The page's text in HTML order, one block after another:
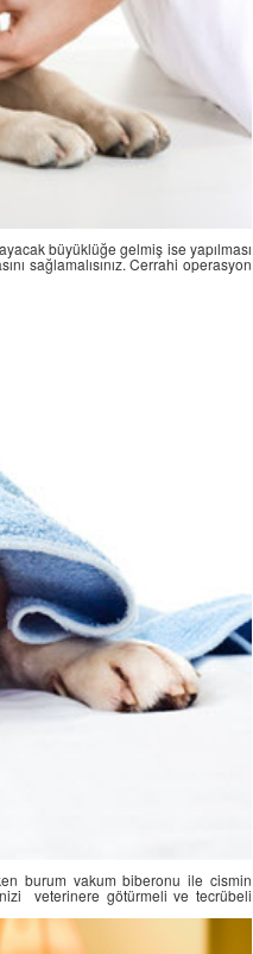
büyüklüğe gelmiş ise yapılması
sağlamalısınız. Cerrahi operasyon
burum vakum biberonu ile cismin
veterinere götürmeli ve tecrübeli
Köpeklerin mi Ağızları Daha
Temiz, İnsanların mı? Bilim Ne
Diyor?
05.10.2025